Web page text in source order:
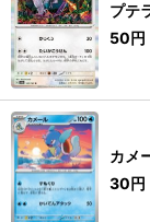
プテ
50円
カメ
30円